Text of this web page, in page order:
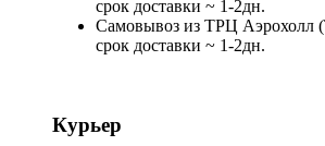
срок доставки ~ 1-2дн.
Самовывоз из ТРЦ Аэрохолл
срок доставки ~ 1-2дн.
Курьер